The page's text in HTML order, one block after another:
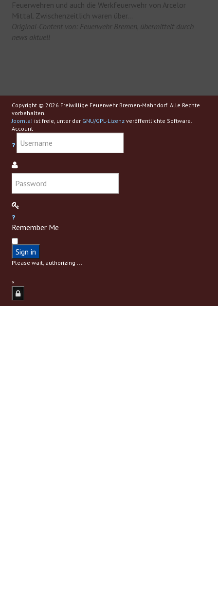
Feuerwehren und auch die Werkfeuerwehr von Arcelor
Mittal. Zwischenzeitlich waren über...
Original-Content von: Feuerwehr Bremen, übermittelt durch
news aktuell
Copyright © 2026 Freiwillige Feuerwehr Bremen-Mahndorf. Alle Rechte
vorbehalten.
Joomla! ist freie, unter der GNU/GPL-Lizenz veröffentlichte Software.
Account
Remember Me
Sign in
Please wait, authorizing ...
×